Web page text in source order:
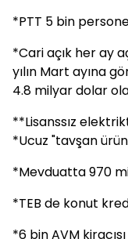
*PTT 5 bin
*Cari açık her ay
yılın Mart ayına
4.8 milyar dolar
**Lisanssız
*Ucuz "tavşan
*Mevduatta 970
*TEB de konut
*6 bin AVM